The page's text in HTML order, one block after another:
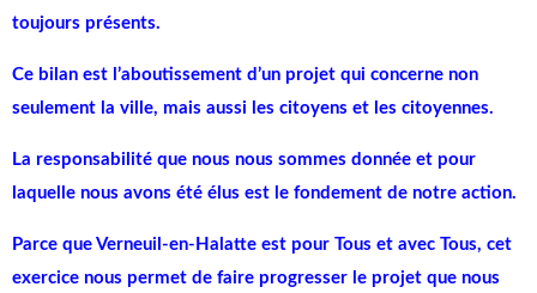
toujours présents.
Ce bilan est l’aboutissement d’un projet qui concerne non
seulement la ville, mais aussi les citoyens et les citoyennes.
La responsabilité que nous nous sommes donnée et pour
laquelle nous avons été élus est le fondement de notre action.
Parce que Verneuil-en-Halatte est pour Tous et avec Tous, cet
exercice nous permet de faire progresser le projet que nous